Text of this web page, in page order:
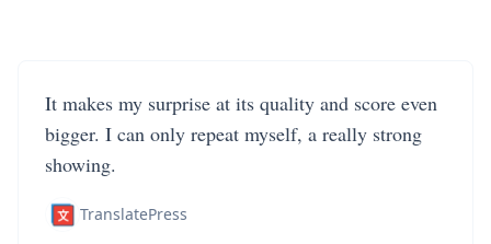
It makes my surprise at its quality and score even
bigger. I can only repeat myself, a really strong
showing.
TranslatePress